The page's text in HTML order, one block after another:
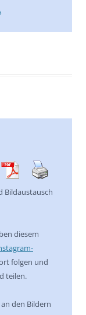
Bildaustausch
diesem
folgen und
teilen.
den Bildern